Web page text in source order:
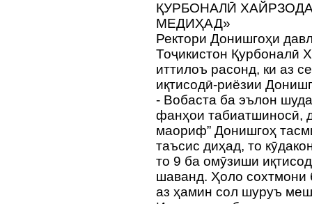
ҚУРБОНАЛӢ
МЕДИҲАД»
Ректори Донишгоҳи
Тоҷикистон Қурбоналӣ
иттилоъ расонд, ки аз
иқтисодӣ-риёзии
- Вобаста ба эълон
фанҳои табиатшиносӣ,
маориф” Донишгоҳ
таъсис диҳад, то
то 9 ба омӯзиши
шаванд. Ҳоло сохтмони
аз ҳамин сол шуруъ